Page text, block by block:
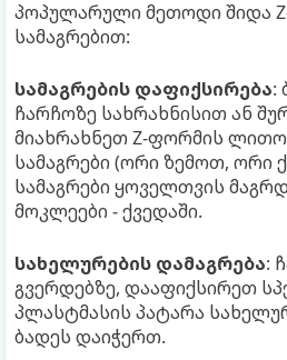
პოპულარული მეთოდი შიდა
სამაგრებით:
სამაგრების დაფიქსირება:
ჩარჩოზე სახრახნისით ან
მიახრახნეთ Z-ფორმის
სამაგრები (ორი ზემოთ, ორი
სამაგრები ყოველთვის
მოკლეები - ქვედაში.
სახელურების დამაგრება:
გვერდებზე, დააფიქსირეთ
პლასტმასის პატარა
ბადეს დაიჭერთ.